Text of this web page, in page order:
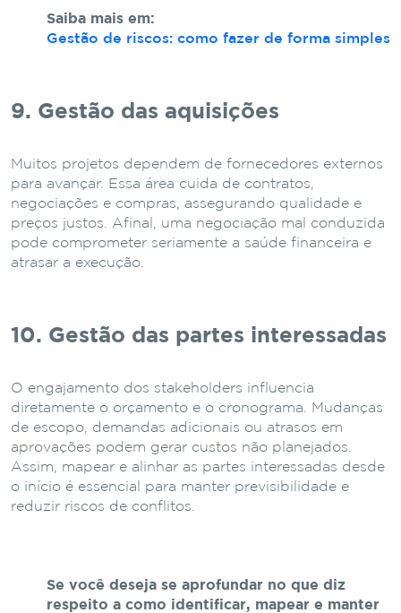
Saiba mais em:
Gestão de riscos: como fazer de forma simples
9. Gestão das aquisições
Muitos projetos dependem de fornecedores externos
para avançar. Essa área cuida de contratos,
negociações e compras, assegurando qualidade e
preços justos. Afinal, uma negociação mal conduzida
pode comprometer seriamente a saúde financeira e
atrasar a execução.
10. Gestão das partes interessadas
O engajamento dos stakeholders influencia
diretamente o orçamento e o cronograma. Mudanças
de escopo, demandas adicionais ou atrasos em
aprovações podem gerar custos não planejados.
Assim, mapear e alinhar as partes interessadas desde
o início é essencial para manter previsibilidade e
reduzir riscos de conflitos.
Se você deseja se aprofundar no que diz
respeito a como identificar, mapear e manter